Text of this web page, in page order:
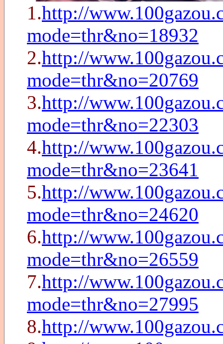
1.http://
mode=thr&no=18932
2.http://
mode=thr&no=20769
3.http://
mode=thr&no=22303
4.http://
mode=thr&no=23641
5.http://
mode=thr&no=24620
6.http://
mode=thr&no=26559
7.http://
mode=thr&no=27995
8.http://